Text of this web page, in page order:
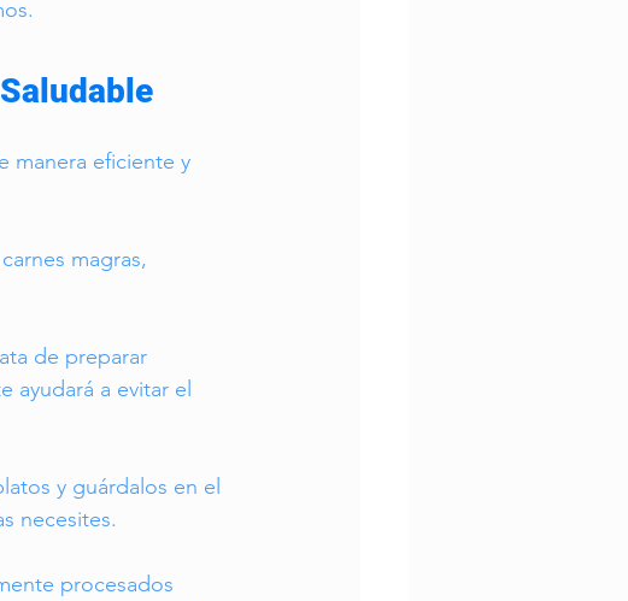
manera eficiente y
magras,
de preparar
ayudará a evitar el
y guárdalos en el
necesites.
procesados